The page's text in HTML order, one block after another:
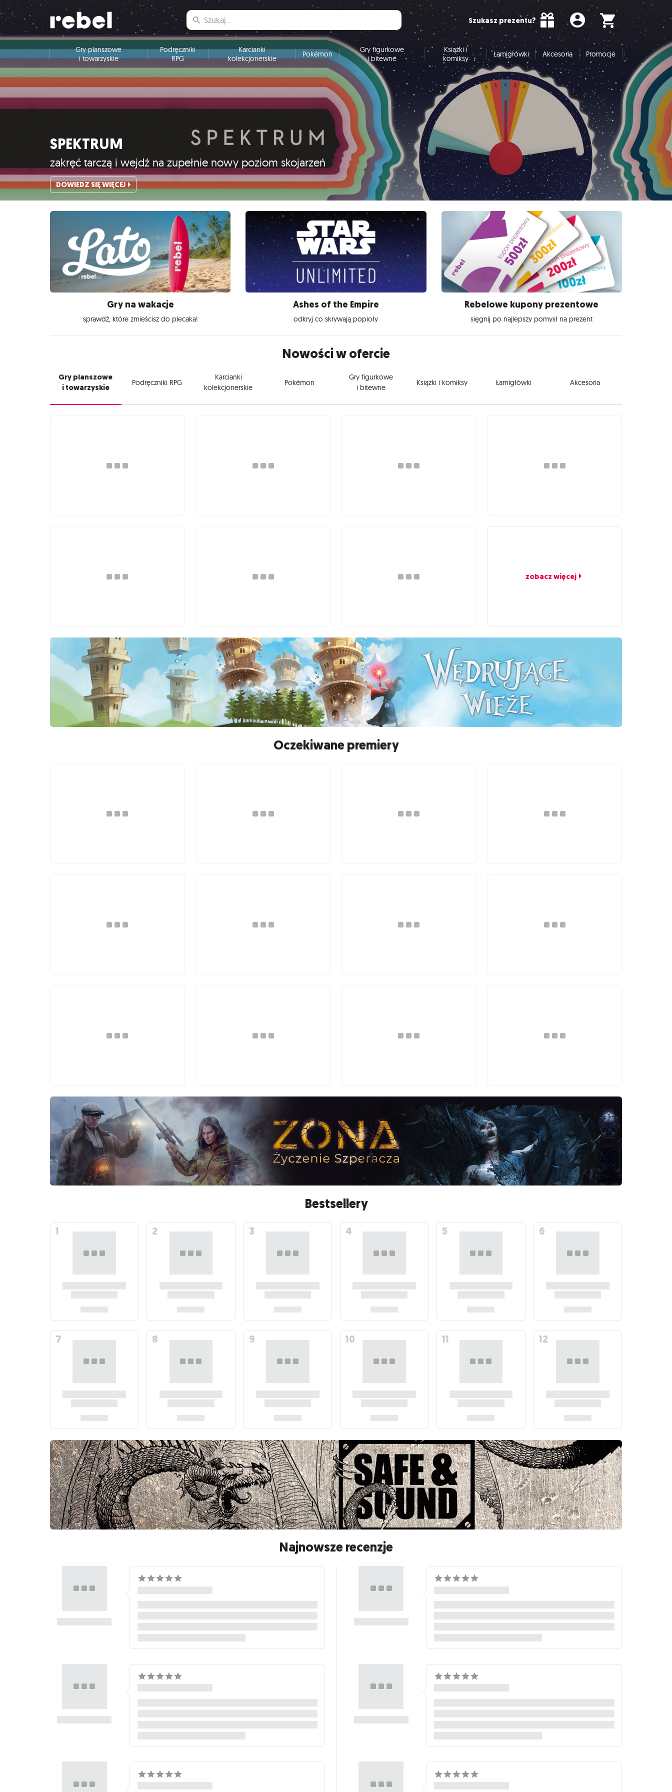
Szukasz prezentu?
Gry planszowe
i towarzyskie
Podręczniki
RPG
Karcianki
kolekcjonerskie
Pokémon
Gry figurkowe
i bitewne
Książki i
komiksy
Łamigłówki Akcesoria Promocje
SPEKTRUM
zakręć tarczą i wejdź na zupełnie nowy poziom skojarzeń
DOWIEDZ SIĘ WIĘCEJ
Gry na wakacje
sprawdź, które zmieścisz do plecaka!
Ashes of the Empire
odkryj co skrywają popioły
Rebelowe kupony prezentowe
sięgnij po najlepszy pomysł na prezent
Nowości w ofercie
Gry planszowe
i towarzyskie
Podręczniki RPG
Karcianki
kolekcjonerskie
Pokémon
Gry figurkowe
i bitewne
Książki i komiksy Łamigłówki Akcesoria
zobacz więcej
Oczekiwane premiery
Bestsellery
Najnowsze recenzje